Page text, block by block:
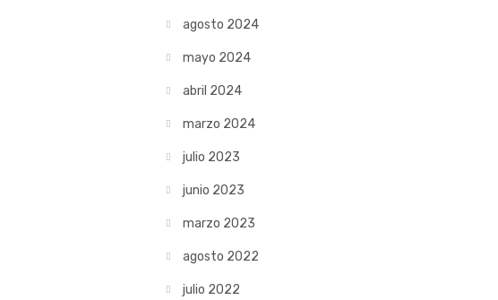
agosto 2024
mayo 2024
abril 2024
marzo 2024
julio 2023
junio 2023
marzo 2023
agosto 2022
julio 2022